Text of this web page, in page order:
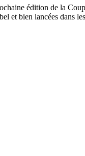
édition de la
et bien lancées dans